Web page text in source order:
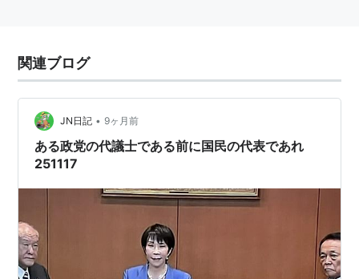
関連ブログ
JN日記 • 9ヶ月前
ある政党の代議士である前に国民の代表であれ
251117